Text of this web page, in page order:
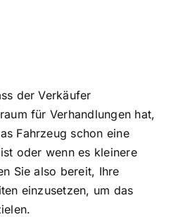
der Verkäufer
für Verhandlungen hat,
Fahrzeug schon eine
oder wenn es kleinere
Sie also bereit, Ihre
einzusetzen, um das